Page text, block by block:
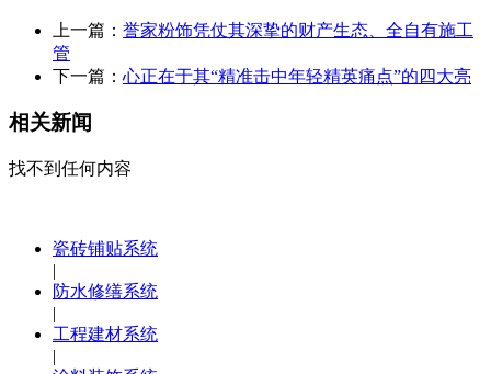
上一篇： 誉家粉饰凭仗其深挚的财产生态、全自有施工
管
下一篇： 心正在于其“精准击中年轻精英痛点”的四大亮
相关新闻
找不到任何内容
瓷砖铺贴系统
|
防水修缮系统
|
工程建材系统
|